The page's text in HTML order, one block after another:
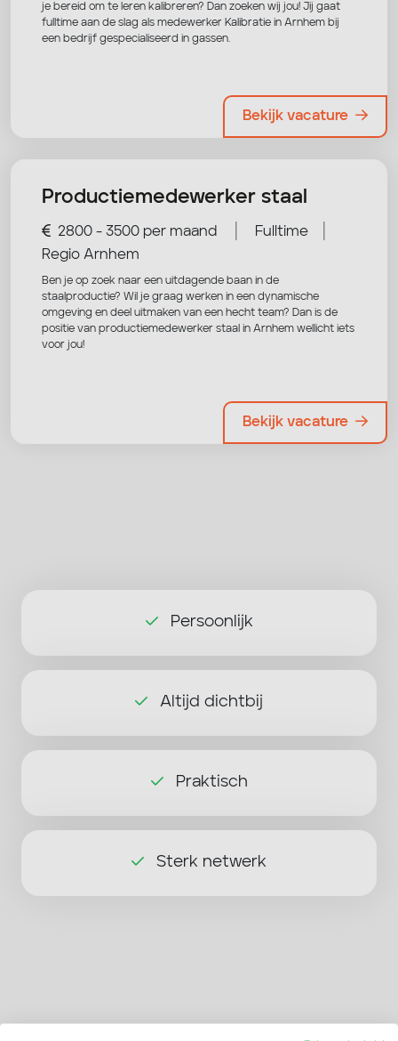
je bereid om te leren kalibreren? Dan zoeken wij jou! Jij gaat
fulltime aan de slag als medewerker Kalibratie in Arnhem bij
een bedrijf gespecialiseerd in gassen.
Bekijk vacature
Productiemedewerker staal
2800 - 3500 per maand Fulltime
Regio Arnhem
Ben je op zoek naar een uitdagende baan in de
staalproductie? Wil je graag werken in een dynamische
omgeving en deel uitmaken van een hecht team? Dan is de
positie van productiemedewerker staal in Arnhem wellicht iets
voor jou!
Bekijk vacature
Persoonlijk
Altijd dichtbij
Praktisch
Sterk netwerk